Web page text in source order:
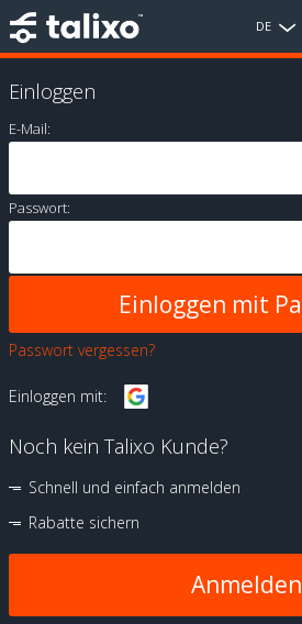
DE
Einloggen
E-Mail:
Passwort:
Passwort vergessen?
Einloggen mit:
Noch kein Talixo Kunde?
Schnell und einfach anmelden
Rabatte sichern
Anmelden